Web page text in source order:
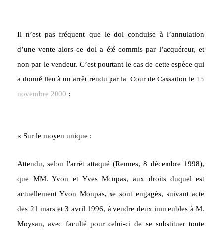
Il n’est pas fréquent que le dol conduise à l’annulation
d’une vente alors ce dol a été commis par l’acquéreur, et
non par le vendeur. C’est pourtant le cas de cette espèce qui
a donné lieu à un arrêt rendu par la Cour de Cassation le 15
novembre 2000 :
« Sur le moyen unique :
Attendu, selon l'arrêt attaqué (Rennes, 8 décembre 1998),
que MM. Yvon et Yves Monpas, aux droits duquel est
actuellement Yvon Monpas, se sont engagés, suivant acte
des 21 mars et 3 avril 1996, à vendre deux immeubles à M.
Moysan, avec faculté pour celui-ci de se substituer toute